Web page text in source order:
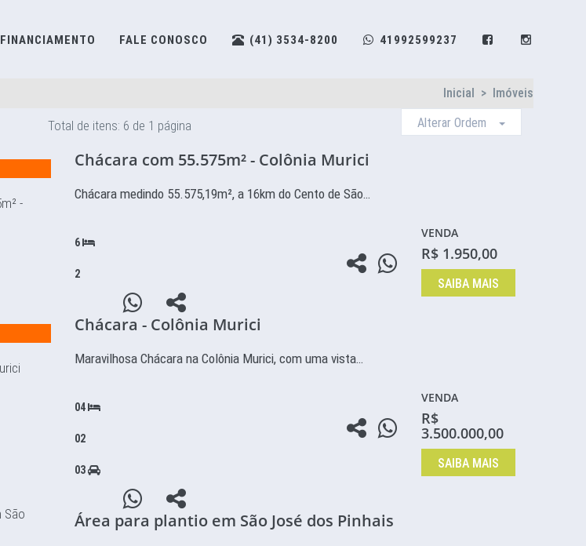
FINANCIAMENTO FALE CONOSCO (41) 3534-8200 41992599237
Inicial > Imóveis
Total de itens: 6 de 1 página Alterar Ordem
Chácara com 55.575m² - Colônia Murici
Chácara medindo 55.575,19m², a 16km do Cento de São…
6
2
VENDA
R$ 1.950,00
SAIBA MAIS
Chácara - Colônia Murici
Maravilhosa Chácara na Colônia Murici, com uma vista…
04
02
03
VENDA
R$
3.500.000,00
SAIBA MAIS
Área para plantio em São José dos Pinhais